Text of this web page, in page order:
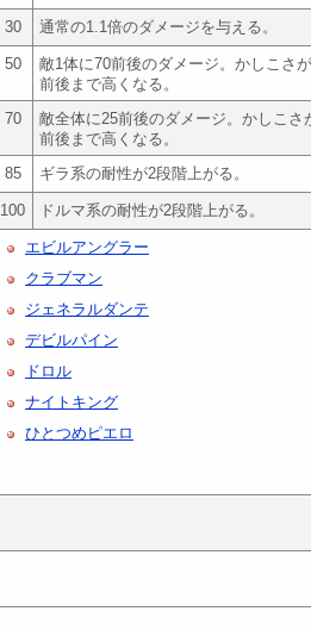
30 通常の1.1倍のダメージを与える。
50
敵1体に70前後のダメージ。かしこさ
前後まで高くなる。
70
敵全体に25前後のダメージ。かしこ
前後まで高くなる。
85 ギラ系の耐性が2段階上がる。
100 ドルマ系の耐性が2段階上がる。
エビルアングラー
クラブマン
ジェネラルダンテ
デビルパイン
ドロル
ナイトキング
ひとつめピエロ